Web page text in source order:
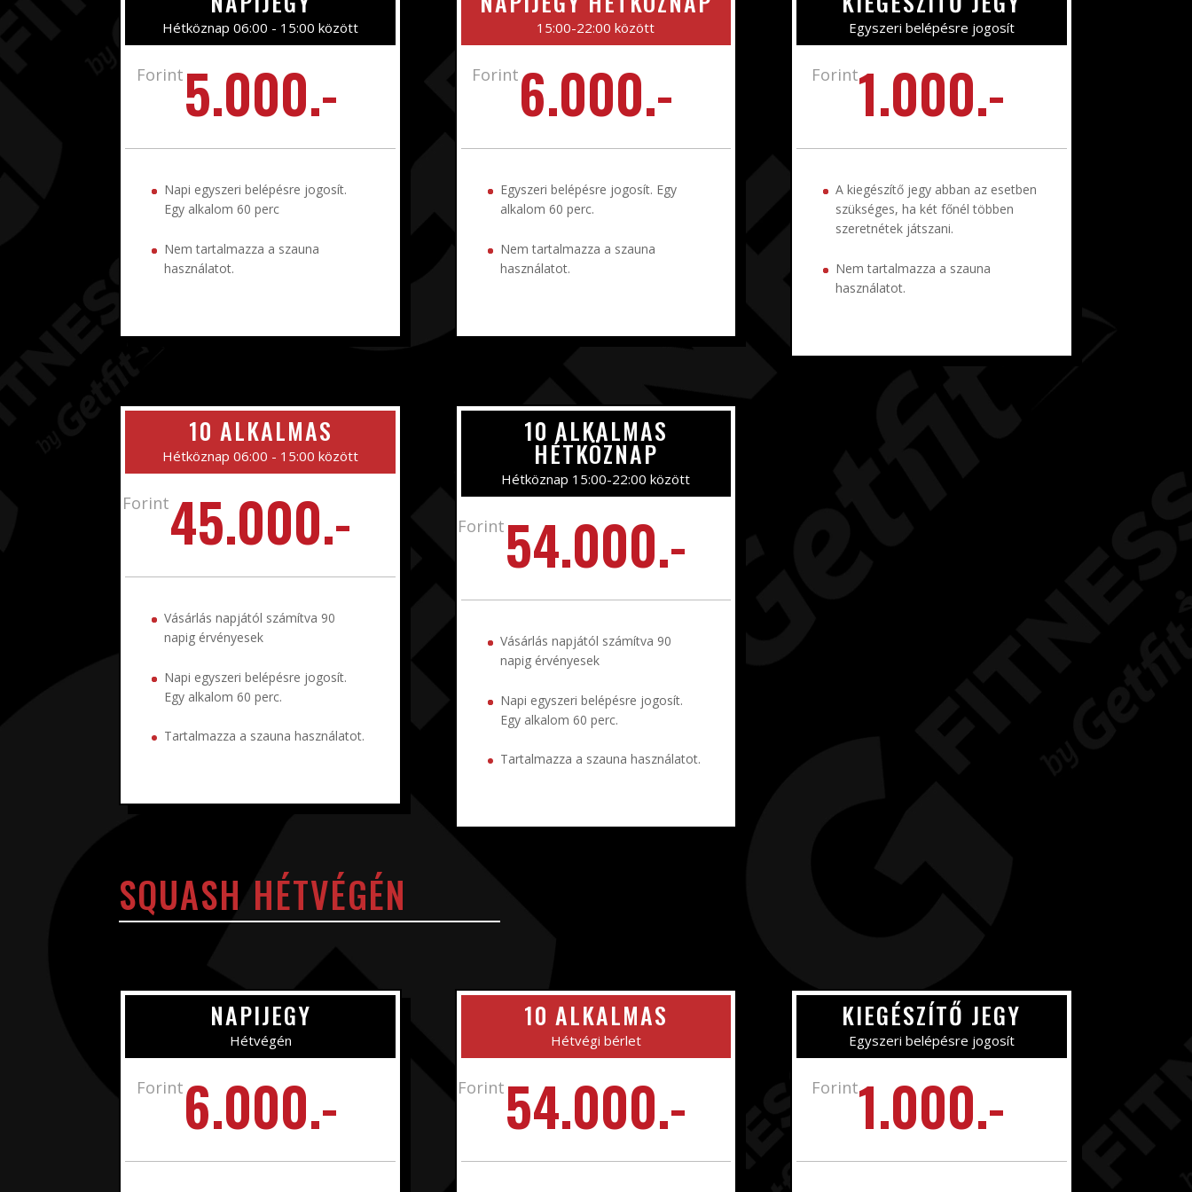
Hétköznap 06:00 - 15:00 között
Forint5.000.-
Napi egyszeri belépésre jogosít.
Egy alkalom 60 perc
Nem tartalmazza a szauna
használatot.
15:00-22:00 között
Forint6.000.-
Egyszeri belépésre jogosít. Egy
alkalom 60 perc.
Nem tartalmazza a szauna
használatot.
Egyszeri belépésre jogosít
Forint1.000.-
A kiegészítő jegy abban az esetben
szükséges, ha két főnél többen
szeretnétek játszani.
Nem tartalmazza a szauna
használatot.
10 ALKALMAS
Hétköznap 06:00 - 15:00 között
Forint45.000.-
Vásárlás napjától számítva 90
napig érvényesek
Napi egyszeri belépésre jogosít.
Egy alkalom 60 perc.
Tartalmazza a szauna használatot.
10 ALKALMAS
HÉTKÖZNAP
Hétköznap 15:00-22:00 között
Forint54.000.-
Vásárlás napjától számítva 90
napig érvényesek
Napi egyszeri belépésre jogosít.
Egy alkalom 60 perc.
Tartalmazza a szauna használatot.
SQUASH HÉTVÉGÉN
NAPIJEGY
Hétvégén
Forint6.000.-
10 ALKALMAS
Hétvégi bérlet
Forint54.000.-
KIEGÉSZÍTŐ JEGY
Egyszeri belépésre jogosít
Forint1.000.-